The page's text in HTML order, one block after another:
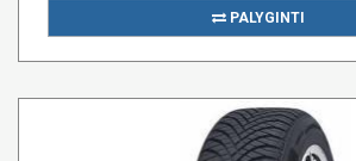
PALYGINTI